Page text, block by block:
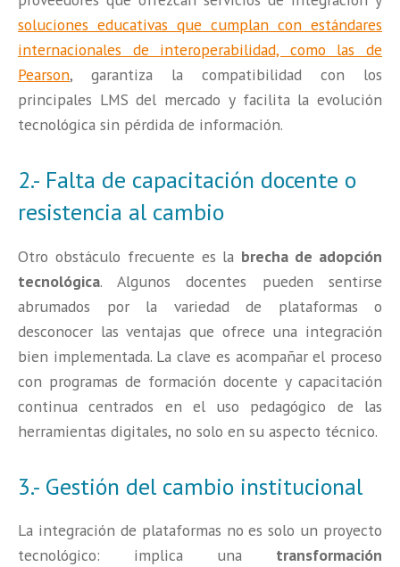
soluciones educativas que cumplan con estándares
internacionales de interoperabilidad, como las de
Pearson, garantiza la compatibilidad con los
principales LMS del mercado y facilita la evolución
tecnológica sin pérdida de información.
2.- Falta de capacitación docente o
resistencia al cambio
Otro obstáculo frecuente es la brecha de adopción
tecnológica. Algunos docentes pueden sentirse
abrumados por la variedad de plataformas o
desconocer las ventajas que ofrece una integración
bien implementada. La clave es acompañar el proceso
con programas de formación docente y capacitación
continua centrados en el uso pedagógico de las
herramientas digitales, no solo en su aspecto técnico.
3.- Gestión del cambio institucional
La integración de plataformas no es solo un proyecto
tecnológico: implica una transformación